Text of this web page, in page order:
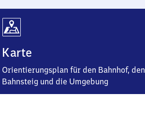
Karte
Orientierungsplan für den Bahnhof, den
Bahnsteig und die Umgebung